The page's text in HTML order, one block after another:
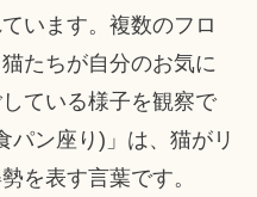
います。複数のフロ
たちが自分のお気に
ている様子を観察で
パン座り)」は、猫がリ
を表す言葉です。